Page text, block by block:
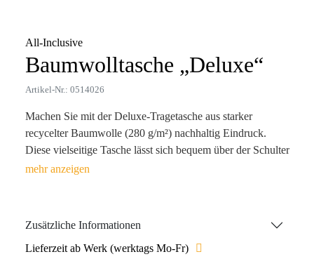
All-Inclusive
Baumwolltasche „Deluxe“
Artikel-Nr.: 0514026
Machen Sie mit der Deluxe-Tragetasche aus starker
recycelter Baumwolle (280 g/m²) nachhaltig Eindruck.
Diese vielseitige Tasche lässt sich bequem über der Schulter
oder in der Hand tragen, wodurch sie zum täglichen
maschinenwaschbar und somit ebenso praktisch wie
Zusätzliche Informationen
Lieferzeit ab Werk (werktags Mo-Fr)